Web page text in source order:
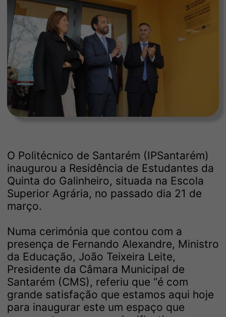
O Politécnico de Santarém (IPSantarém)
inaugurou a Residência de Estudantes da
Quinta do Galinheiro, situada na Escola
Superior Agrária, no passado dia 21 de
março.
Numa cerimónia que contou com a
presença de Fernando Alexandre, Ministro
da Educação, João Teixeira Leite,
Presidente da Câmara Municipal de
Santarém (CMS), referiu que “é com
grande satisfação que estamos aqui hoje
para inaugurar este um espaço que